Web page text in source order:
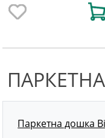
Паркетна дошка